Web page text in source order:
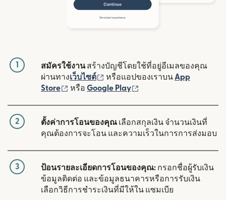
1 สมัครใช้งานสร้างบัญชีโดยใช้ที่อยู่อีเมลของคุณ
ผ่านทางเว็บไซต์ (เปิดในหน้าต่างใหม่)
หรือแอปของเราบน App
Store
(เปิดในหน้าต่างใหม่)
หรือ Google Play
2 ตั้งค่าการโอนของคุณ เลือกสกุลเงิน จำนวนเงินที่
คุณต้องการจะโอน และความเร็วในการการส่งมอบ
3 ป้อนรายละเอียดการโอนของคุณ: กรอกชื่อผู้รับเงิน
ข้อมูลติดต่อ และข้อมูลธนาคารหรือการรับเงิน
เลือกวิธีการชำระเงินที่มีให้ใน แซมเบีย